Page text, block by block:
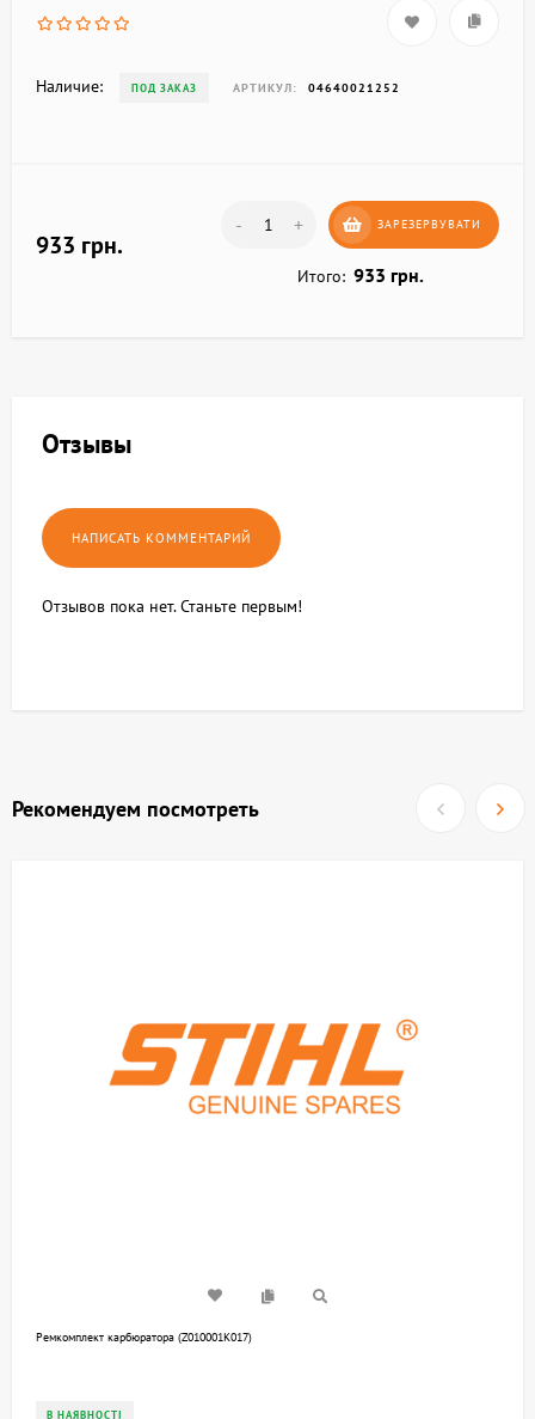
Наличие: ПОД ЗАКАЗ АРТИКУЛ: 04640021252
933 грн.
- + ЗАРЕЗЕРВУВАТИ
Итого: 933 грн.
Отзывы
Отзывов пока нет. Станьте первым!
Рекомендуем посмотреть
Ремкомплект карбюратора (Z010001K017)
В НАЯВНОСТІ